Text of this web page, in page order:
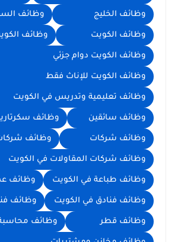
وظائف الخليج وظائف
وظائف الكويت وظائف
وظائف الكويت دوام جزئي
وظائف الكويت للإناث فقط
وظائف تعليمية وتدريس في الكويت
وظائف سائقين وظائف
وظائف شركات وظائف شركات
وظائف شركات المقاولات في الكويت
وظائف طباعة في الكويت وظائف
وظائف فنادق في الكويت وظائف
وظائف قطر وظائف محاسبة